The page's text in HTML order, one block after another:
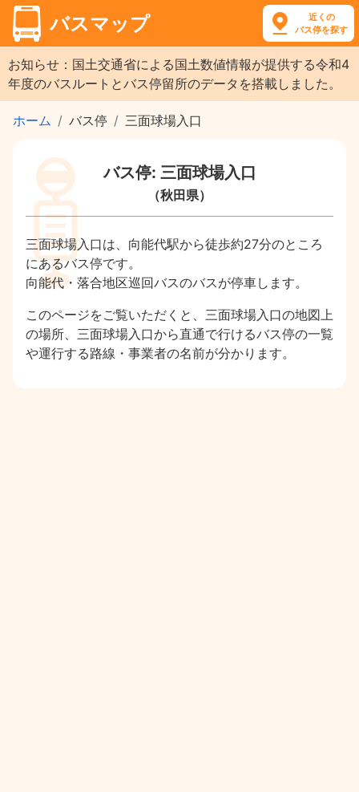
バスマップ
近くの
バス停を探す
お知らせ：国土交通省による国土数値情報が提供する令和4
年度のバスルートとバス停留所のデータを搭載しました。
ホーム バス停 三面球場入口
バス停: 三面球場入口
（秋田県）
三面球場入口は、向能代駅から徒歩約27分のところ
にあるバス停です。
向能代・落合地区巡回バスのバスが停車します。
このページをご覧いただくと、三面球場入口の地図上
の場所、三面球場入口から直通で行けるバス停の一覧
や運行する路線・事業者の名前が分かります。